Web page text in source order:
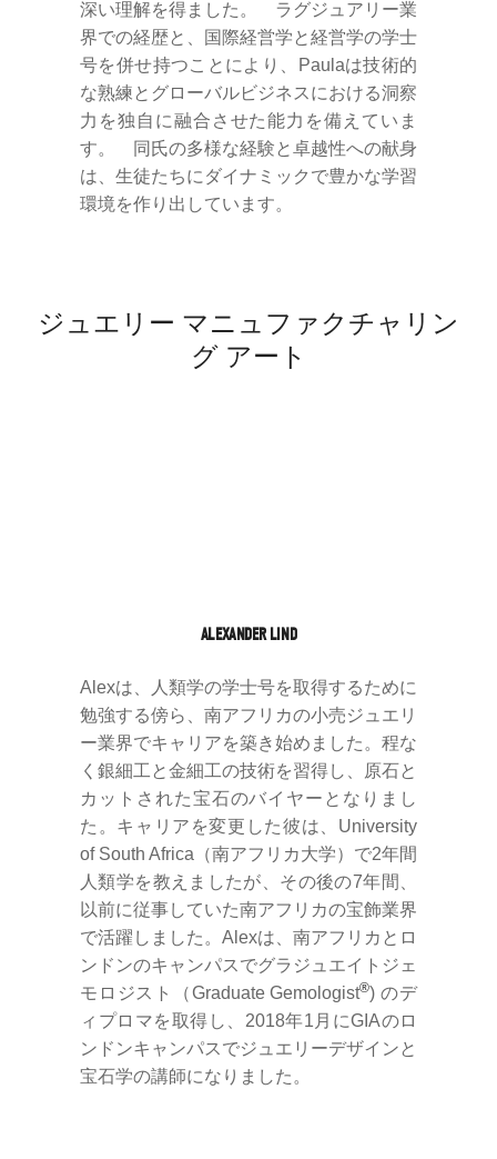
深い理解を得ました。 ラグジュアリー業
界での経歴と、国際経営学と経営学の学士
号を併せ持つことにより、Paulaは技術的
な熟練とグローバルビジネスにおける洞察
力を独自に融合させた能力を備えていま
す。 同氏の多様な経験と卓越性への献身
は、生徒たちにダイナミックで豊かな学習
環境を作り出しています。
ジュエリー マニュファクチャリン
グ アート
ALEXANDER LIND
Alexは、人類学の学士号を取得するために
勉強する傍ら、南アフリカの小売ジュエリ
ー業界でキャリアを築き始めました。程な
く銀細工と金細工の技術を習得し、原石と
カットされた宝石のバイヤーとなりまし
た。キャリアを変更した彼は、University
of South Africa（南アフリカ大学）で2年間
人類学を教えましたが、その後の7年間、
以前に従事していた南アフリカの宝飾業界
で活躍しました。Alexは、南アフリカとロ
ンドンのキャンパスでグラジュエイトジェ
モロジスト（Graduate Gemologist®) のデ
ィプロマを取得し、2018年1月にGIAのロ
ンドンキャンパスでジュエリーデザインと
宝石学の講師になりました。